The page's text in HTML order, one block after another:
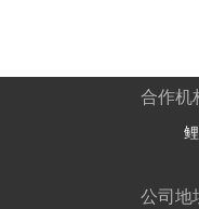
合作机
公司地